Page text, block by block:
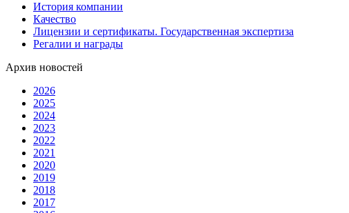
История компании
Качество
Лицензии и сертификаты. Государственная экспертиза
Регалии и награды
Архив новостей
2026
2025
2024
2023
2022
2021
2020
2019
2018
2017